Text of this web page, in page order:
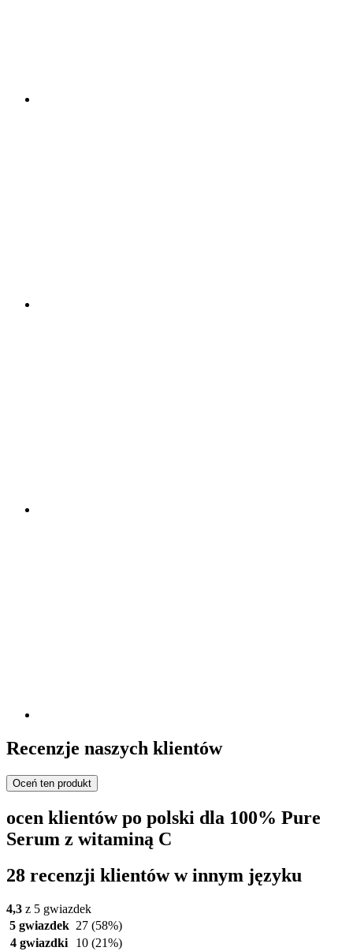
Recenzje naszych klientów
Oceń ten produkt
ocen klientów po polski dla 100% Pure
Serum z witaminą C
28 recenzji klientów w innym języku
4,3 z 5 gwiazdek
5 gwiazdek 27 (58%)
4 gwiazdki
10 (21%)